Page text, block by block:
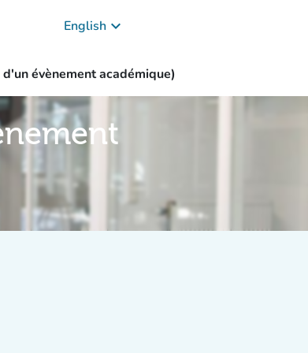
English keyboard_arrow_down
évènement académique)